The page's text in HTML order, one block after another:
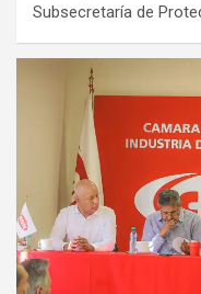
Subsecretaría de